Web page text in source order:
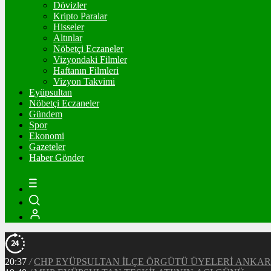
Dövizler
Kripto Paralar
Hisseler
Altınlar
Nöbetçi Eczaneler
Vizyondaki Filmler
Haftanın Filmleri
Vizyon Takvimi
Eyüpsultan
Nöbetçi Eczaneler
Gündem
Spor
Ekonomi
Gazeteler
Haber Gönder
20:37 / CHP EYÜPSULTAN İLÇE ÖRGÜTÜ ÜYELERİ